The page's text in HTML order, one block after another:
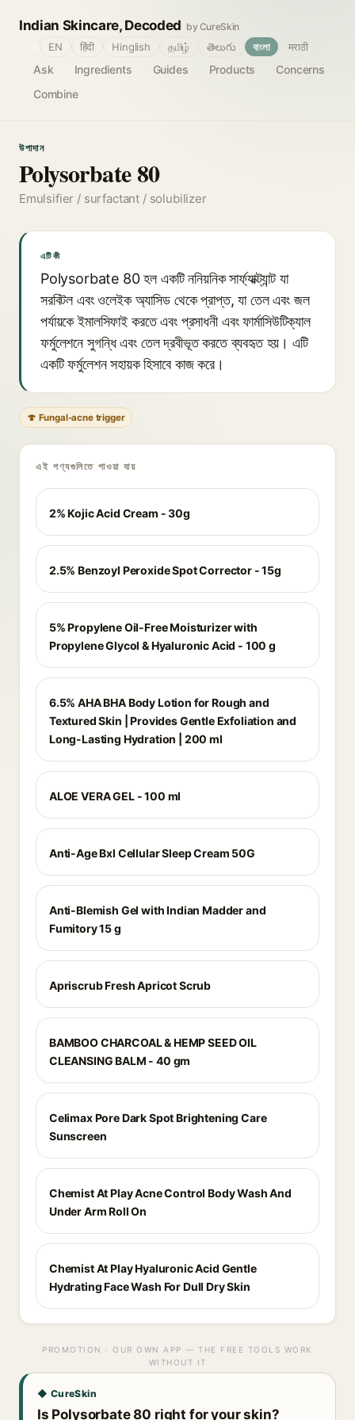
Indian Skincare, Decoded by CureSkin
Ask Ingredients Guides Products
Concerns
Combine
EN हिंदी Hinglish தமிழ் తెలుగు বাংলা मराठी
উপাদান
Polysorbate 80
Emulsifier / surfactant / solubilizer
এটি কী
Polysorbate 80 হল একটি ননিয়নিক সার্ফ্যাক্ট্যান্ট যা
সরবিটল এবং ওলেইক অ্যাসিড থেকে প্রাপ্ত, যা তেল এবং জল
পর্যায়কে ইমালসিফাই করতে এবং প্রসাধনী এবং ফার্মাসিউটিক্যাল
ফর্মুলেশনে সুগন্ধি এবং তেল দ্রবীভূত করতে ব্যবহৃত হয়। এটি
একটি ফর্মুলেশন সহায়ক হিসাবে কাজ করে।
🍄 Fungal-acne trigger
এই পণ্যগুলিতে পাওয়া যায়
2% Kojic Acid Cream - 30g
2.5% Benzoyl Peroxide Spot Corrector - 15g
5% Propylene Oil-Free Moisturizer with
Propylene Glycol & Hyaluronic Acid - 100 g
6.5% AHA BHA Body Lotion for Rough and
Textured Skin | Provides Gentle Exfoliation and
Long-Lasting Hydration | 200 ml
ALOE VERA GEL - 100 ml
Anti-Age Bxl Cellular Sleep Cream 50G
Anti-Blemish Gel with Indian Madder and
Fumitory 15 g
Apriscrub Fresh Apricot Scrub
BAMBOO CHARCOAL & HEMP SEED OIL
CLEANSING BALM - 40 gm
Celimax Pore Dark Spot Brightening Care
Sunscreen
Chemist At Play Acne Control Body Wash And
Under Arm Roll On
Chemist At Play Hyaluronic Acid Gentle
Hydrating Face Wash For Dull Dry Skin
PROMOTION · OUR OWN APP — THE FREE TOOLS WORK
WITHOUT IT
◆ CureSkin
Is Polysorbate 80 right for your skin?